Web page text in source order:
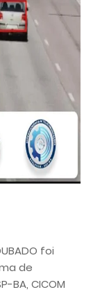
foi
de
BA, CICOM